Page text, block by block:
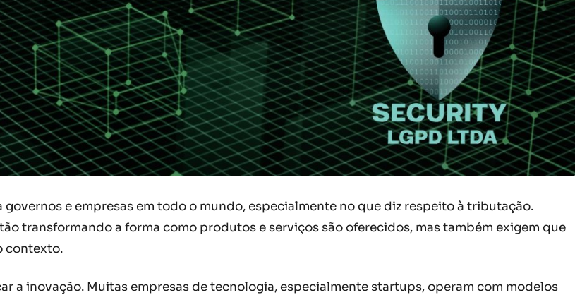
e empresas em todo o mundo, especialmente no que diz respeito à tributação.
transformando a forma como produtos e serviços são oferecidos, mas também exigem que
contexto.
a inovação. Muitas empresas de tecnologia, especialmente startups, operam com modelos